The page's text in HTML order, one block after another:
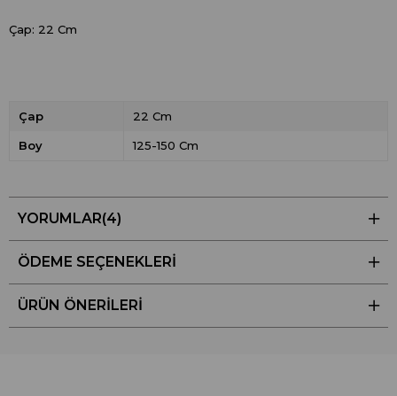
Çap: 22 Cm
Çap 22 Cm
Boy 125-150 Cm
YORUMLAR(4)
ÖDEME SEÇENEKLERI
ÜRÜN ÖNERILERI